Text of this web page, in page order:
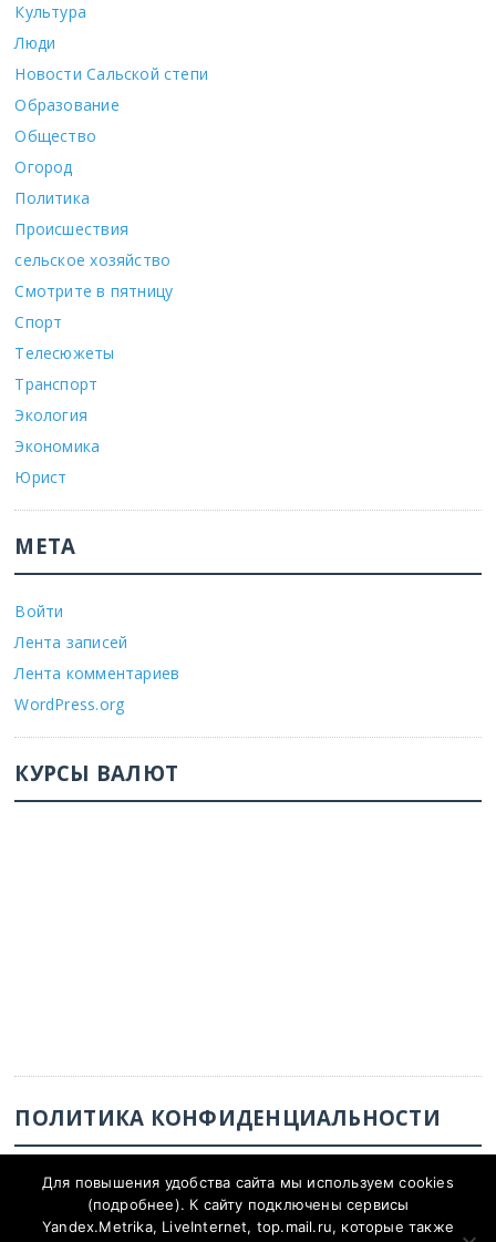
Культура
Люди
Новости Сальской степи
Образование
Общество
Огород
Политика
Происшествия
сельское хозяйство
Смотрите в пятницу
Спорт
Телесюжеты
Транспорт
Экология
Экономика
Юрист
МЕТА
Войти
Лента записей
Лента комментариев
WordPress.org
КУРСЫ ВАЛЮТ
ПОЛИТИКА КОНФИДЕНЦИАЛЬНОСТИ
Для повышения удобства сайта мы используем cookies
(подробнее). К сайту подключены сервисы
Yandex.Metrika, LiveInternet, top.mail.ru, которые также